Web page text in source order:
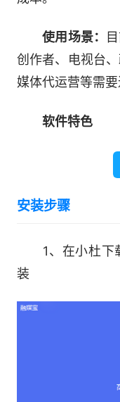
使用场景：
创作者、电视台
媒体代运营等需
软件特色
一键分发50+
支持文章、视频
升36倍
1000+账号，
轻松管理
安装步骤
1、在小杜下
装